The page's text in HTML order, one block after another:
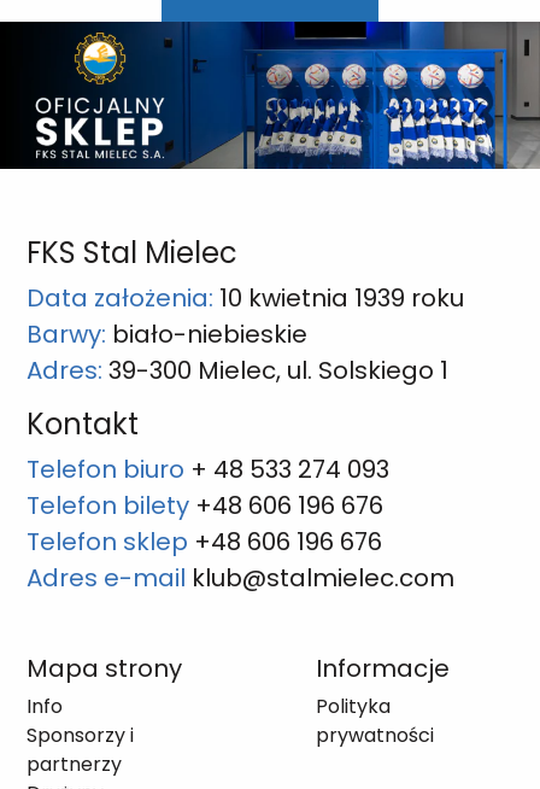
FKS Stal Mielec
Data założenia: 10 kwietnia 1939 roku
Barwy: biało-niebieskie
Adres: 39-300 Mielec, ul. Solskiego 1
Kontakt
Telefon biuro + 48 533 274 093
Telefon bilety +48 606 196 676
Telefon sklep +48 606 196 676
Adres e-mail klub@stalmielec.com
Mapa strony
Info
Sponsorzy i
partnerzy
Informacje
Polityka
prywatności